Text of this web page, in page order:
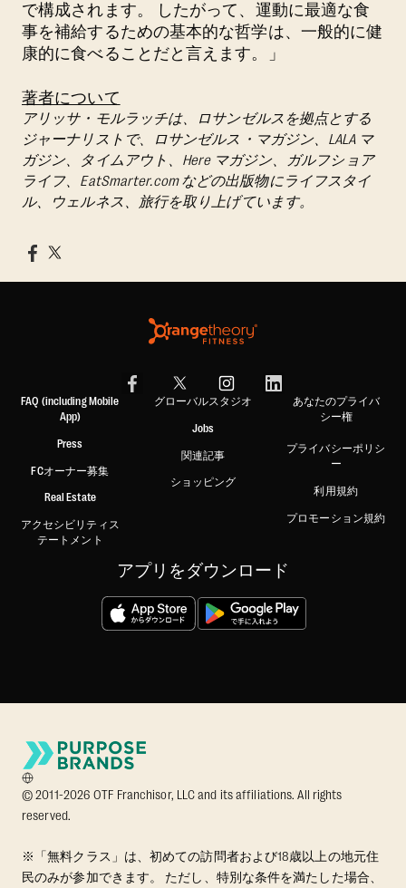
で構成されます。 したがって、運動に最適な食
事を補給するための基本的な哲学は、一般的に健
康的に食べることだと言えます。」
著者について
アリッサ・モルラッチは、ロサンゼルスを拠点とする
ジャーナリストで、ロサンゼルス・マガジン、LALA マ
ガジン、タイムアウト、Here マガジン、ガルフショア
ライフ、EatSmarter.com などの出版物にライフスタイ
ル、ウェルネス、旅行を取り上げています。
FAQ (including Mobile
App)
Press
FCオーナー募集
Real Estate
アクセシビリティス
テートメント
グローバルスタジオ
Jobs
関連記事
ショッピング
あなたのプライバ
シー権
プライバシーポリシ
ー
利用規約
プロモーション規約
アプリをダウンロード
© 2011-2026 OTF Franchisor, LLC and its affiliations. All rights
reserved.
※「無料クラス」は、初めての訪問者および18歳以上の地元住
民のみが参加できます。 ただし、特別な条件を満たした場合、